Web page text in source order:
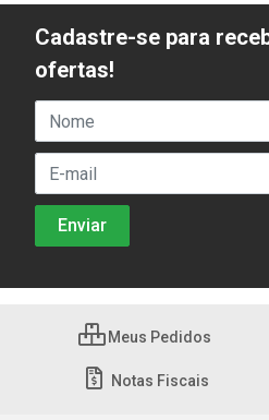
Cadastre-se para
ofertas!
Meus Pedidos
Notas Fiscais